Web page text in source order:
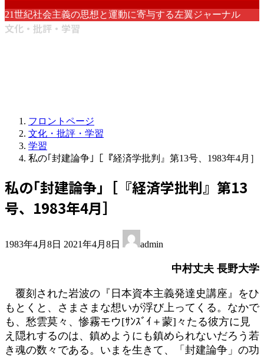
21世紀社会主義の思想と運動に寄与する左翼ジャーナル
文化・批評・学習
フロントページ
文化・批評・学習
学習
私の｢封建論争｣［『経済学批判』第13号、1983年4月］
私の｢封建論争｣［『経済学批判』第13
号、1983年4月］
1983年4月8日 終
時
:
2021年4月8日 admin
中村丈夫 長野大学
覆刻された岩波の『日本資本主義発達史講座』をひ
もとくと、さまさまな想いが浮び上ってくる。なかで
も、愁雲莫々、惨霧モウ[ｻﾝｽﾞｲ＋蒙]々たる彼方に見
え隠れするのは、鎮めようにも鎮められないだろう若
き魂の数々である。いまを生きて、「封建論争」の功